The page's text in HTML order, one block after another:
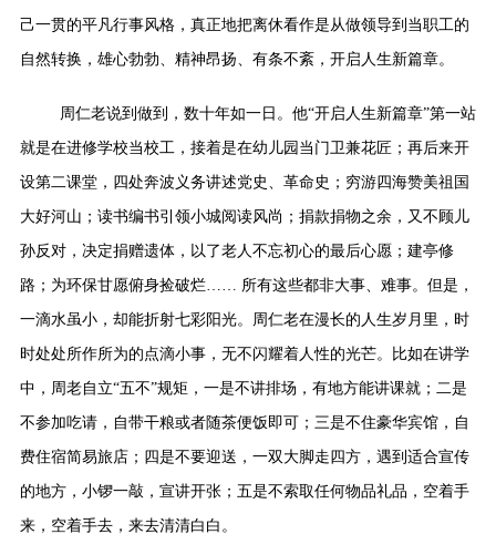
己一贯的平凡行事风格，真正地把离休看作是从做领导到当职工的
自然转换，雄心勃勃、精神昂扬、有条不紊，开启人生新篇章。
周仁老说到做到，数十年如一日。他“开启人生新篇章”第一站
就是在进修学校当校工，接着是在幼儿园当门卫兼花匠；再后来开
设第二课堂，四处奔波义务讲述党史、革命史；穷游四海赞美祖国
大好河山；读书编书引领小城阅读风尚；捐款捐物之余，又不顾儿
孙反对，决定捐赠遗体，以了老人不忘初心的最后心愿；建亭修
路；为环保甘愿俯身捡破烂…… 所有这些都非大事、难事。但是，
一滴水虽小，却能折射七彩阳光。周仁老在漫长的人生岁月里，时
时处处所作所为的点滴小事，无不闪耀着人性的光芒。比如在讲学
中，周老自立“五不”规矩，一是不讲排场，有地方能讲课就；二是
不参加吃请，自带干粮或者随茶便饭即可；三是不住豪华宾馆，自
费住宿简易旅店；四是不要迎送，一双大脚走四方，遇到适合宣传
的地方，小锣一敲，宣讲开张；五是不索取任何物品礼品，空着手
来，空着手去，来去清清白白。